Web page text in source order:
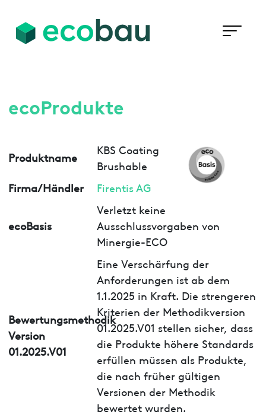
ecoProdukte
Produktname
KBS Coating
Brushable
Firma/Händler
Firentis AG
ecoBasis
Verletzt keine
Ausschlussvorgaben von
Minergie-ECO
Bewertungsmethodik
Version
01.2025.V01
Eine Verschärfung der
Anforderungen ist ab dem
1.1.2025 in Kraft. Die strengeren
Kriterien der Methodikversion
01.2025.V01 stellen sicher, dass
die Produkte höhere Standards
erfüllen müssen als Produkte,
die nach früher gültigen
Versionen der Methodik
bewertet wurden.